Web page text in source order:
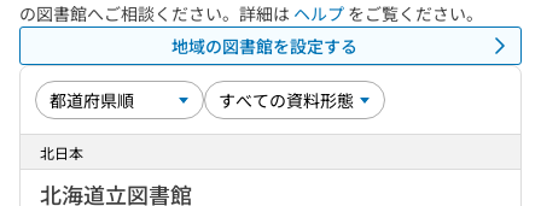
の図書館へご相談ください。詳細は ヘルプ をご覧ください。
地域の図書館を設定する
北日本
北海道立図書館